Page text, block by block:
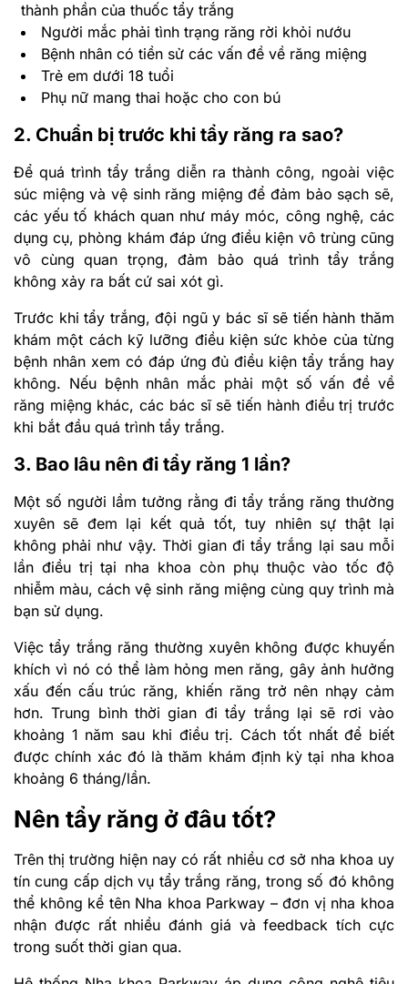
thành phần của thuốc tẩy trắng
Người mắc phải tình trạng răng rời khỏi nướu
Bệnh nhân có tiền sử các vấn đề về răng miệng
Trẻ em dưới 18 tuổi
Phụ nữ mang thai hoặc cho con bú
2. Chuẩn bị trước khi tẩy răng ra sao?
Để quá trình tẩy trắng diễn ra thành công, ngoài việc
súc miệng và vệ sinh răng miệng để đảm bảo sạch sẽ,
các yếu tố khách quan như máy móc, công nghệ, các
dụng cụ, phòng khám đáp ứng điều kiện vô trùng cũng
vô cùng quan trọng, đảm bảo quá trình tẩy trắng
không xảy ra bất cứ sai xót gì.
Trước khi tẩy trắng, đội ngũ y bác sĩ sẽ tiến hành thăm
khám một cách kỹ lưỡng điều kiện sức khỏe của từng
bệnh nhân xem có đáp ứng đủ điều kiện tẩy trắng hay
không. Nếu bệnh nhân mắc phải một số vấn đề về
răng miệng khác, các bác sĩ sẽ tiến hành điều trị trước
khi bắt đầu quá trình tẩy trắng.
3. Bao lâu nên đi tẩy răng 1 lần?
Một số người lầm tưởng rằng đi tẩy trắng răng thường
xuyên sẽ đem lại kết quả tốt, tuy nhiên sự thật lại
không phải như vậy. Thời gian đi tẩy trắng lại sau mỗi
lần điều trị tại nha khoa còn phụ thuộc vào tốc độ
nhiễm màu, cách vệ sinh răng miệng cùng quy trình mà
bạn sử dụng.
Việc tẩy trắng răng thường xuyên không được khuyến
khích vì nó có thể làm hỏng men răng, gây ảnh hưởng
xấu đến cấu trúc răng, khiến răng trở nên nhạy cảm
hơn. Trung bình thời gian đi tẩy trắng lại sẽ rơi vào
khoảng 1 năm sau khi điều trị. Cách tốt nhất để biết
được chính xác đó là thăm khám định kỳ tại nha khoa
khoảng 6 tháng/lần.
Nên tẩy răng ở đâu tốt?
Trên thị trường hiện nay có rất nhiều cơ sở nha khoa uy
tín cung cấp dịch vụ tẩy trắng răng, trong số đó không
thể không kể tên Nha khoa Parkway – đơn vị nha khoa
nhận được rất nhiều đánh giá và feedback tích cực
trong suốt thời gian qua.